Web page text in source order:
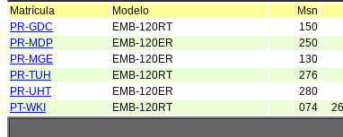
Matrícula Modelo Msn
PR-GDC
EMB-120RT 150
PR-MDP
EMB-120ER 250
PR-MGE
EMB-120ER 130
PR-TUH
EMB-120RT 276
PR-UHT
EMB-120ER 280
PT-WKI
EMB-120RT 074